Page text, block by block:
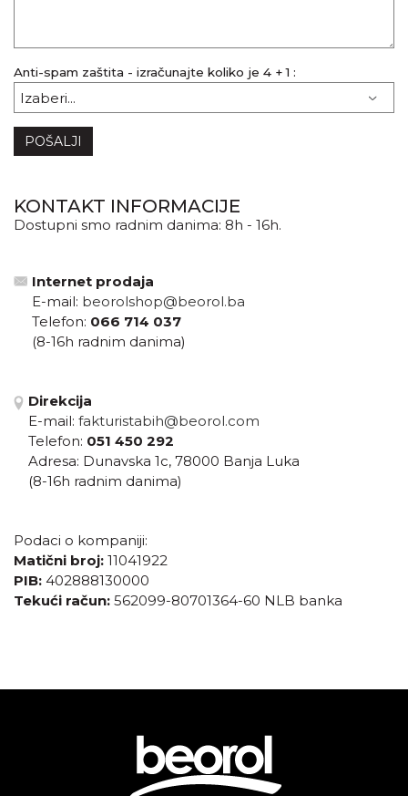
Anti-spam zaštita - izračunajte koliko je 4 + 1 :
POŠALJI
KONTAKT INFORMACIJE
Dostupni smo radnim danima: 8h - 16h.
Internet prodaja
E-mail: beorolshop@beorol.ba
Telefon: 066 714 037
(8-16h radnim danima)
Direkcija
E-mail: fakturistabih@beorol.com
Telefon: 051 450 292
Adresa: Dunavska 1c, 78000 Banja Luka
(8-16h radnim danima)
Podaci o kompaniji:
Matični broj: 11041922
PIB: 402888130000
Tekući račun: 562099-80701364-60 NLB banka